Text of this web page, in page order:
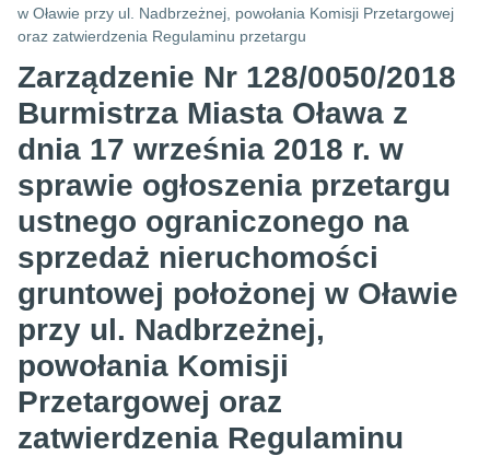
w Oławie przy ul. Nadbrzeżnej, powołania Komisji Przetargowej
oraz zatwierdzenia Regulaminu przetargu
Zarządzenie Nr 128/0050/2018
Burmistrza Miasta Oława z
dnia 17 września 2018 r. w
sprawie ogłoszenia przetargu
ustnego ograniczonego na
sprzedaż nieruchomości
gruntowej położonej w Oławie
przy ul. Nadbrzeżnej,
powołania Komisji
Przetargowej oraz
zatwierdzenia Regulaminu